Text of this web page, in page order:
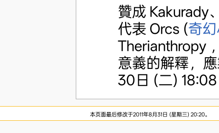
贊成 Kakurady
代表 Orcs (奇
Therianthropy
意義的解釋，
30日 (二)
本页面最后修改于2011年8月31日 (星期三) 20:20。